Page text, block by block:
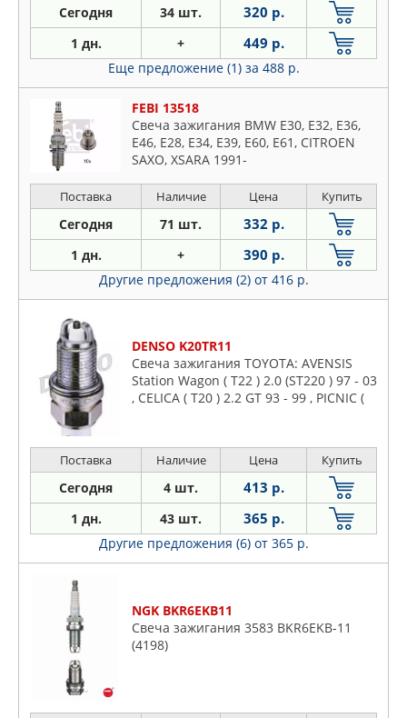
Сегодня 34 шт. 320 р.
1 дн. + 449 р.
Еще предложение (1) за 488 р.
FEBI 13518
Свеча зажигания BMW E30, E32, E36,
E46, E28, E34, E39, E60, E61, CITROEN
SAXO, XSARA 1991-
Поставка Наличие Цена Купить
Сегодня 71 шт. 332 р.
1 дн. + 390 р.
Другие предложения (2) от 416 р.
DENSO K20TR11
Свеча зажигания TOYOTA: AVENSIS
Station Wagon ( T22 ) 2.0 (ST220 ) 97 - 03
, CELICA ( T20 ) 2.2 GT 93 - 99 , PICNIC (
Поставка Наличие Цена Купить
Сегодня 4 шт. 413 р.
1 дн. 43 шт. 365 р.
Другие предложения (6) от 365 р.
NGK BKR6EKB11
Свеча зажигания 3583 BKR6EKB-11
(4198)